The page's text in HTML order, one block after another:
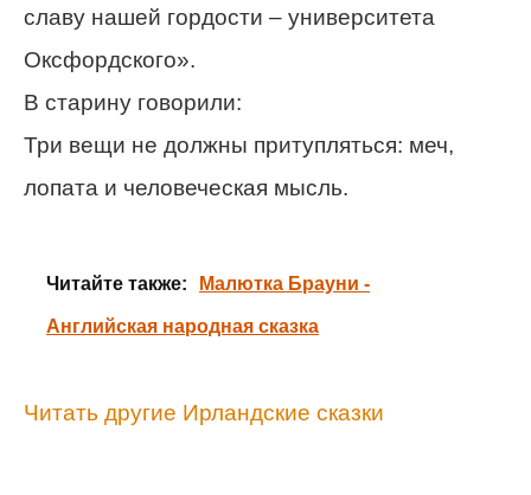
славу нашей гордости – университета
Оксфордского».
В старину говорили:
Три вещи не должны притупляться: меч,
лопата и человеческая мысль.
Читайте также: Малютка Брауни -
Английская народная сказка
Читать другие Ирландские сказки